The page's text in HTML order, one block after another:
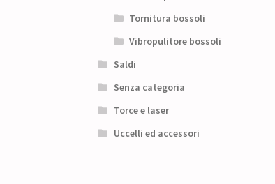
Tornitura bossoli
Vibropulitore bossoli
Saldi
Senza categoria
Torce e laser
Uccelli ed accessori